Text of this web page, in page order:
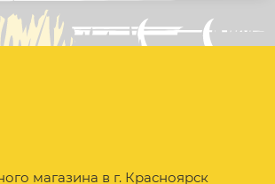
магазина в г. Красноярск